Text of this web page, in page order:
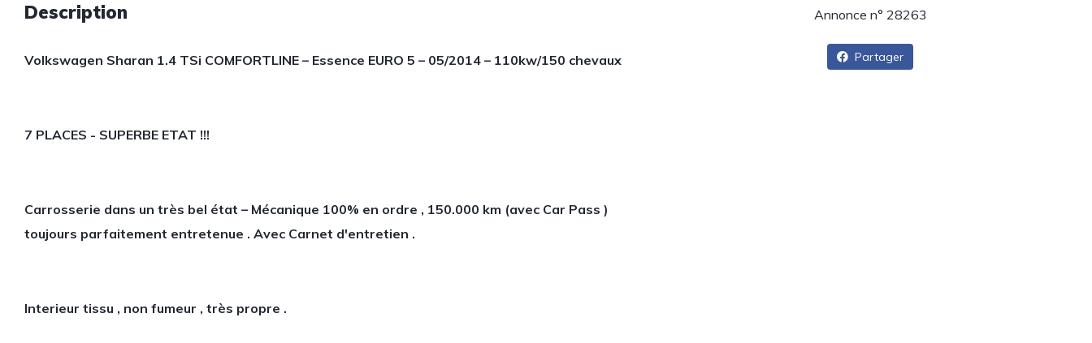
Description
Volkswagen Sharan 1.4 TSi COMFORTLINE – Essence EURO 5 – 05/2014 – 110kw/150 chevaux
7 PLACES - SUPERBE ETAT !!!
Carrosserie dans un très bel état – Mécanique 100% en ordre , 150.000 km (avec Car Pass )
toujours parfaitement entretenue . Avec Carnet d'entretien .
Interieur tissu , non fumeur , très propre .
Annonce n° 28263
Partager